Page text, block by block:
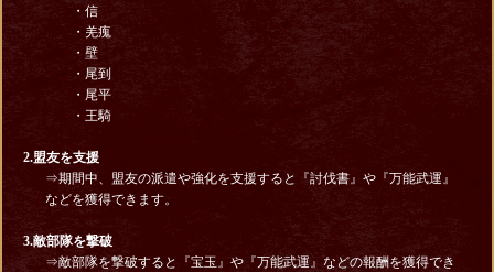
・信
・羌瘣
・壁
・尾到
・尾平
・王騎
2.盟友を支援
⇒期間中、盟友の派遣や強化を支援すると『討伐書』や『万能武運』
などを獲得できます。
3.敵部隊を撃破
⇒敵部隊を撃破すると『宝玉』や『万能武運』などの報酬を獲得でき